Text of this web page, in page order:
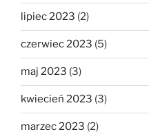
lipiec 2023 (2)
czerwiec 2023 (5)
maj 2023 (3)
kwiecień 2023 (3)
marzec 2023 (2)